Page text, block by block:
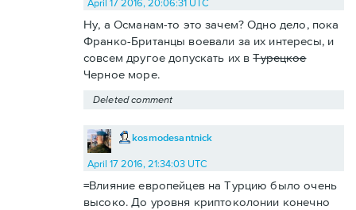
April 17 2016, 20:06:31 UTC
Ну, а Османам-то это зачем? Одно дело, пока
Франко-Британцы воевали за их интересы, и
совсем другое допускать их вТурецкое
Черное море.
Deleted comment
kosmodesantnick
April 17 2016, 21:34:03 UTC
=Влияние европейцев на Турцию было очень
высоко. До уровня криптоколонии конечно